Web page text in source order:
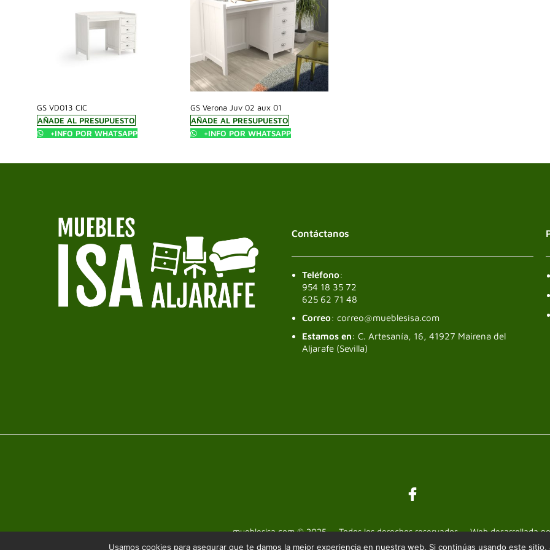
GS VD013 CIC
AÑADE AL PRESUPUESTO
+INFO POR WHATSAPP
GS Verona Juv 02 aux 01
AÑADE AL PRESUPUESTO
+INFO POR WHATSAPP
Contáctanos
Teléfono:
954 18 35 72
625 62 71 48
Correo: correo@mueblesisa.com
Estamos en: C. Artesanía, 16, 41927 Mairena del
Aljarafe (Sevilla)
mueblesisa.com © 2025 — Todos los derechos reservados — Web desarrollada
Usamos cookies para asegurar que te damos la mejor experiencia en nuestra web. Si continúas usando este